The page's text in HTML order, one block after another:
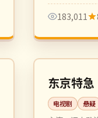
183,011
日本
完结
东京特急
电视剧 悬疑